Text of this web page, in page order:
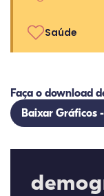
Saúde
Faça o download
Baixar Gráficos